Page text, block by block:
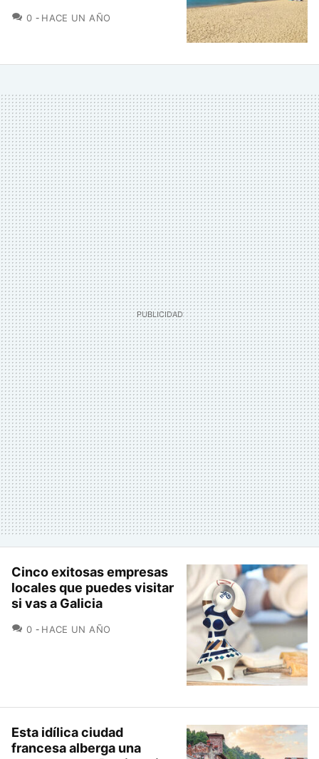
0 COMENTARIOS
HACE UN AÑO
Cinco exitosas empresas
locales que puedes visitar
si vas a Galicia
0 COMENTARIOS
HACE UN AÑO
Esta idílica ciudad
francesa alberga una